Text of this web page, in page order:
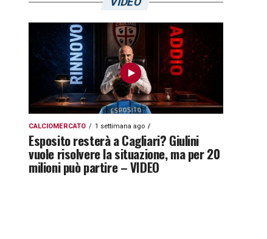
CALCIOMERCATO 1 settimana ago
Esposito resterà a Cagliari? Giulini
vuole risolvere la situazione, ma per 20
milioni può partire – VIDEO